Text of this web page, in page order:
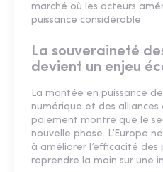
marché où les acteurs
puissance considérable.
La souveraineté
devient un enjeu
La montée en puissance de
numérique et des alliances
paiement montre que le
nouvelle phase. L’Europe
à améliorer l’efficacité des
reprendre la main sur une